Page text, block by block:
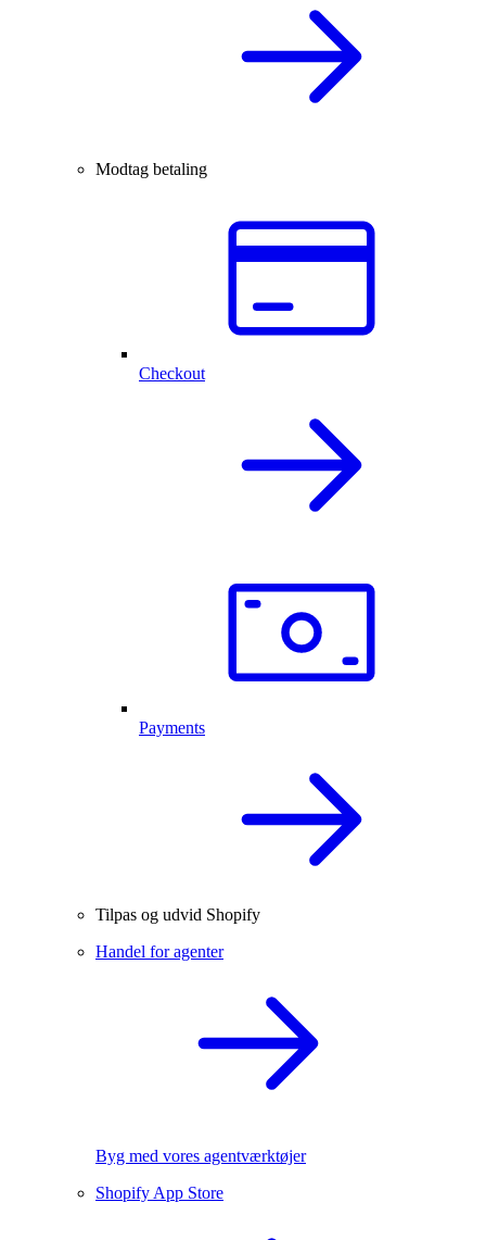
Modtag betaling
Checkout
Payments
Tilpas og udvid Shopify
Handel for agenter
Byg med vores agentværktøjer
Shopify App Store